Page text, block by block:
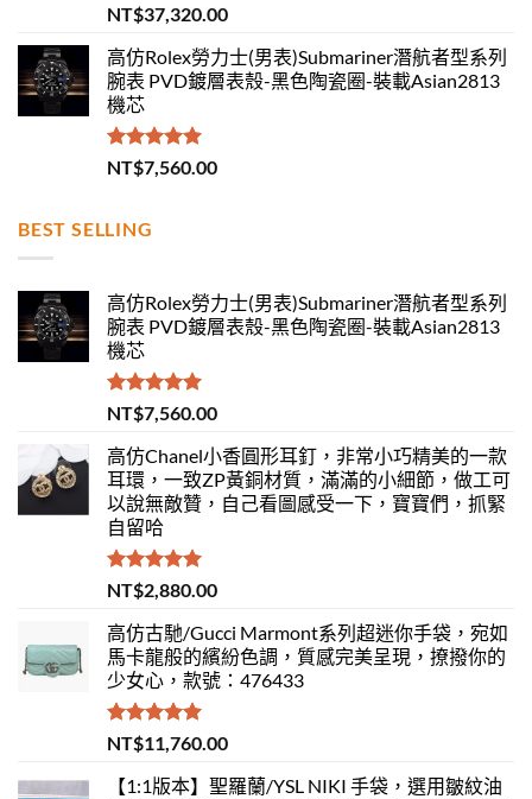
評分5.00
滿分 5
NT$37,320.00
高仿Rolex勞力士(男表)Submariner潛航者型系列
腕表 PVD鍍層表殼-黑色陶瓷圈-裝載Asian2813
機芯
評分 5.00
滿分 5
NT$7,560.00
BEST SELLING
高仿Rolex勞力士(男表)Submariner潛航者型系列
腕表 PVD鍍層表殼-黑色陶瓷圈-裝載Asian2813
機芯
評分 5.00
滿分 5
NT$7,560.00
高仿Chanel小香圓形耳釘，非常小巧精美的一款
耳環，一致ZP黃銅材質，滿滿的小細節，做工可
以說無敵贊，自己看圖感受一下，寶寶們，抓緊
自留哈
評分 5.00
滿分 5
NT$2,880.00
高仿古馳/Gucci Marmont系列超迷你手袋，宛如
馬卡龍般的繽紛色調，質感完美呈現，撩撥你的
少女心，款號：476433
評分5.00
滿分 5
NT$11,760.00
【1:1版本】聖羅蘭/YSL NIKI 手袋，選用皺紋油